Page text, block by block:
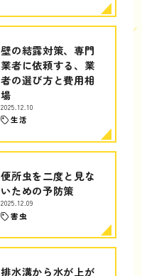
壁の結露対策、専門
業者に依頼する、業
者の選び方と費用相
場
2025.12.10
生活
便所虫を二度と見な
いための予防策
2025.12.09
害虫
排水溝から水が上が